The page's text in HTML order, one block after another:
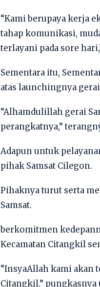
“Kami berupaya kerja
tahap komunikasi,
terlayani pada sore
Sementara itu,
atas launchingnya
“Alhamdulillah gerai
perangkatnya,”
Adapun untuk
pihak Samsat Cilegon.
Pihaknya turut serta
Samsat.
berkomitmen
Kecamatan Citangkil
“InsyaAllah kami akan
Citangkil,” pungkasnya